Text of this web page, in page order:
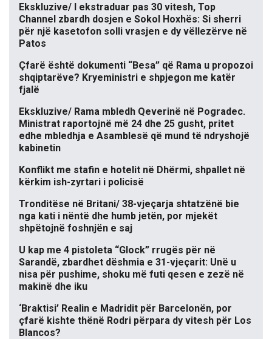
Ekskluzive/ I ekstraduar pas 30 vitesh, Top
Channel zbardh dosjen e Sokol Hoxhës: Si sherri
për një kasetofon solli vrasjen e dy vëllezërve në
Patos
Çfarë është dokumenti “Besa” që Rama u propozoi
shqiptarëve? Kryeministri e shpjegon me katër
fjalë
Ekskluzive/ Rama mbledh Qeverinë në Pogradec.
Ministrat raportojnë më 24 dhe 25 gusht, pritet
edhe mbledhja e Asamblesë që mund të ndryshojë
kabinetin
Konflikt me stafin e hotelit në Dhërmi, shpallet në
kërkim ish-zyrtari i policisë
Tronditëse në Britani/ 38-vjeçarja shtatzënë bie
nga kati i nëntë dhe humb jetën, por mjekët
shpëtojnë foshnjën e saj
U kap me 4 pistoleta “Glock” rrugës për në
Sarandë, zbardhet dëshmia e 31-vjeçarit: Unë u
nisa për pushime, shoku më futi qesen e zezë në
makinë dhe iku
‘Braktisi’ Realin e Madridit për Barcelonën, por
çfarë kishte thënë Rodri përpara dy vitesh për Los
Blancos?